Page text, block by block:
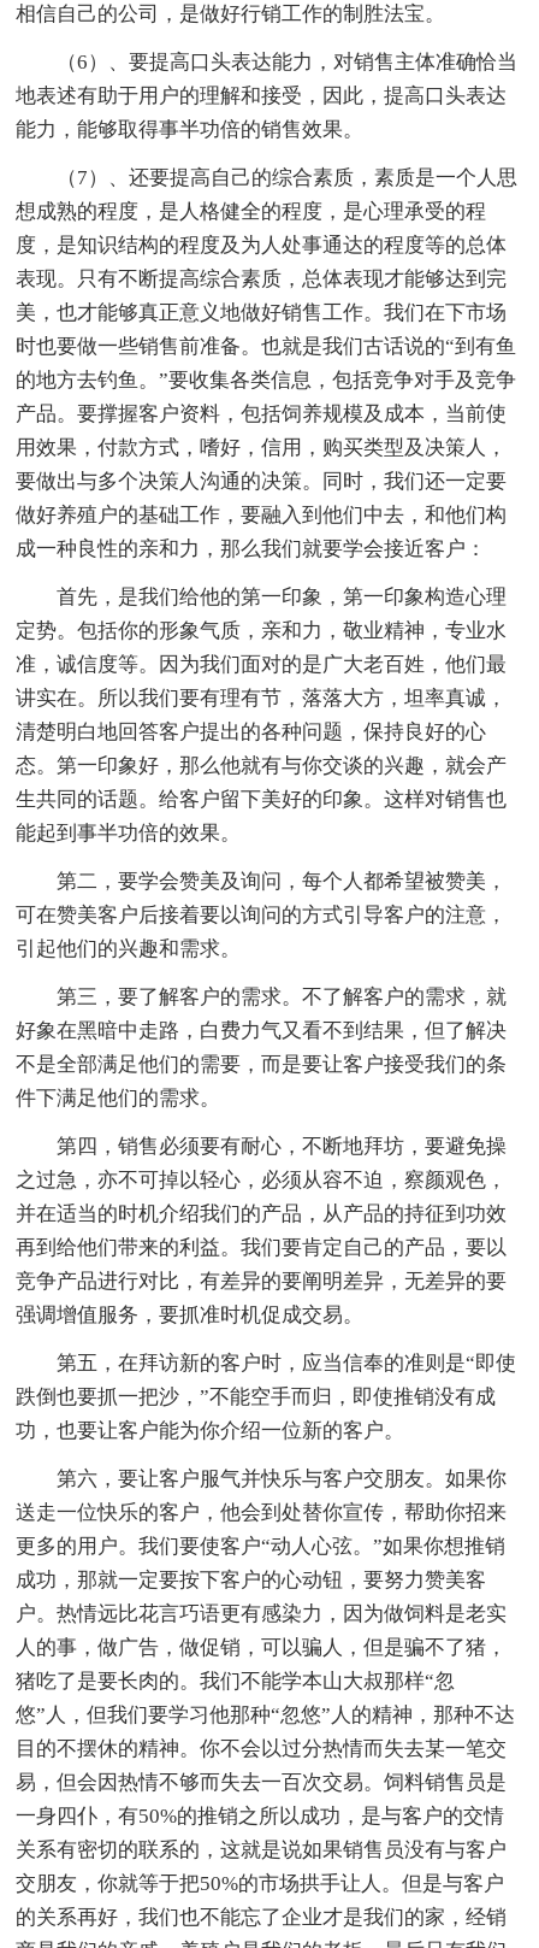
相信自己的公司，是做好行销工作的制胜法宝。
（6）、要提高口头表达能力，对销售主体准确恰当
地表述有助于用户的理解和接受，因此，提高口头表达
能力，能够取得事半功倍的销售效果。
（7）、还要提高自己的综合素质，素质是一个人思
想成熟的程度，是人格健全的程度，是心理承受的程
度，是知识结构的程度及为人处事通达的程度等的总体
表现。只有不断提高综合素质，总体表现才能够达到完
美，也才能够真正意义地做好销售工作。我们在下市场
时也要做一些销售前准备。也就是我们古话说的“到有鱼
的地方去钓鱼。”要收集各类信息，包括竞争对手及竞争
产品。要撑握客户资料，包括饲养规模及成本，当前使
用效果，付款方式，嗜好，信用，购买类型及决策人，
要做出与多个决策人沟通的决策。同时，我们还一定要
做好养殖户的基础工作，要融入到他们中去，和他们构
成一种良性的亲和力，那么我们就要学会接近客户：
首先，是我们给他的第一印象，第一印象构造心理
定势。包括你的形象气质，亲和力，敬业精神，专业水
准，诚信度等。因为我们面对的是广大老百姓，他们最
讲实在。所以我们要有理有节，落落大方，坦率真诚，
清楚明白地回答客户提出的各种问题，保持良好的心
态。第一印象好，那么他就有与你交谈的兴趣，就会产
生共同的话题。给客户留下美好的印象。这样对销售也
能起到事半功倍的效果。
第二，要学会赞美及询问，每个人都希望被赞美，
可在赞美客户后接着要以询问的方式引导客户的注意，
引起他们的兴趣和需求。
第三，要了解客户的需求。不了解客户的需求，就
好象在黑暗中走路，白费力气又看不到结果，但了解决
不是全部满足他们的需要，而是要让客户接受我们的条
件下满足他们的需求。
第四，销售必须要有耐心，不断地拜坊，要避免操
之过急，亦不可掉以轻心，必须从容不迫，察颜观色，
并在适当的时机介绍我们的产品，从产品的持征到功效
再到给他们带来的利益。我们要肯定自己的产品，要以
竞争产品进行对比，有差异的要阐明差异，无差异的要
强调增值服务，要抓准时机促成交易。
第五，在拜访新的客户时，应当信奉的准则是“即使
跌倒也要抓一把沙，”不能空手而归，即使推销没有成
功，也要让客户能为你介绍一位新的客户。
第六，要让客户服气并快乐与客户交朋友。如果你
送走一位快乐的客户，他会到处替你宣传，帮助你招来
更多的用户。我们要使客户“动人心弦。”如果你想推销
成功，那就一定要按下客户的心动钮，要努力赞美客
户。热情远比花言巧语更有感染力，因为做饲料是老实
人的事，做广告，做促销，可以骗人，但是骗不了猪，
猪吃了是要长肉的。我们不能学本山大叔那样“忽
悠”人，但我们要学习他那种“忽悠”人的精神，那种不达
目的不摆休的精神。你不会以过分热情而失去某一笔交
易，但会因热情不够而失去一百次交易。饲料销售员是
一身四仆，有50%的推销之所以成功，是与客户的交情
关系有密切的联系的，这就是说如果销售员没有与客户
交朋友，你就等于把50%的市场拱手让人。但是与客户
的关系再好，我们也不能忘了企业才是我们的家，经销